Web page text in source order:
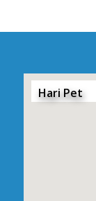
Hari Pet